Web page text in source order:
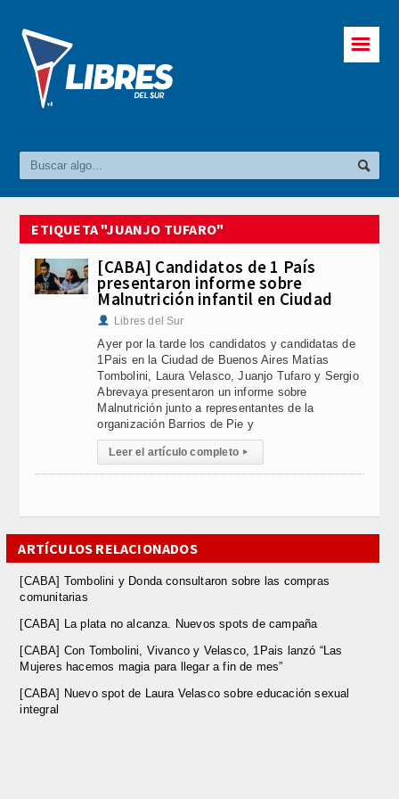
☰
ETIQUETA "JUANJO TUFARO"
[CABA] Candidatos de 1 País
presentaron informe sobre
Malnutrición infantil en Ciudad
Libres del Sur
Ayer por la tarde los candidatos y candidatas de
1Pais en la Ciudad de Buenos Aires Matías
Tombolini, Laura Velasco, Juanjo Tufaro y Sergio
Abrevaya presentaron un informe sobre
Malnutrición junto a representantes de la
organización Barrios de Pie y
Leer el artículo completo ▸
ARTÍCULOS RELACIONADOS
[CABA] Tombolini y Donda consultaron sobre las compras
comunitarias
[CABA] La plata no alcanza. Nuevos spots de campaña
[CABA] Con Tombolini, Vivanco y Velasco, 1Pais lanzó “Las
Mujeres hacemos magia para llegar a fin de mes”
[CABA] Nuevo spot de Laura Velasco sobre educación sexual
integral